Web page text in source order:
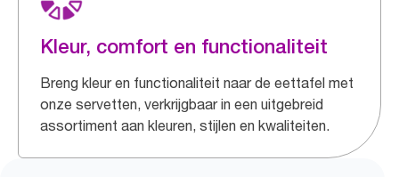
Kleur, comfort en functionaliteit
Breng kleur en functionaliteit naar de eettafel met
onze servetten, verkrijgbaar in een uitgebreid
assortiment aan kleuren, stijlen en kwaliteiten.